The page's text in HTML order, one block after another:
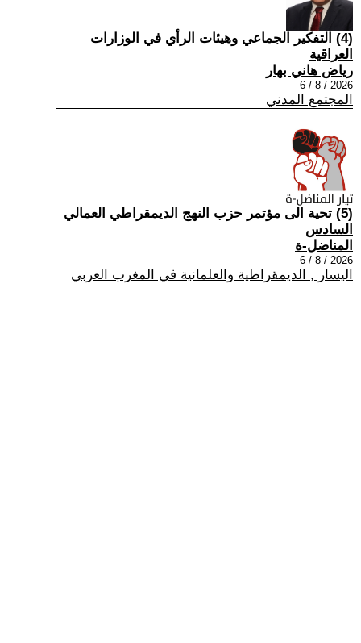
(4) التفكير الجماعي وهيئات الرأي في الوزارات
العراقية
رياض هاني بهار
2026 / 8 / 6
المجتمع المدني
(5) تحية الى مؤتمر حزب النهج الديمقراطي العمالي
السادس
المناضل-ة
2026 / 8 / 6
اليسار , الديمقراطية والعلمانية في المغرب العربي